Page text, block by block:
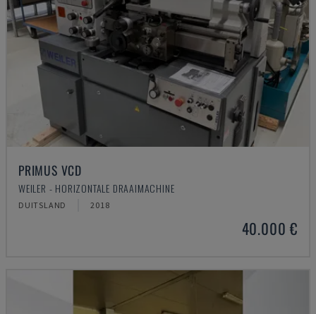
PRIMUS VCD
WEILER - HORIZONTALE DRAAIMACHINE
DUITSLAND 2018
40.000 €